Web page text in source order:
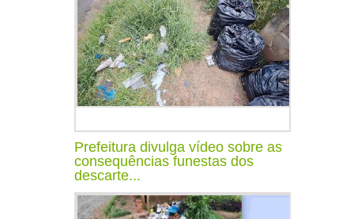
Prefeitura divulga vídeo sobre as
consequências funestas dos
descarte...